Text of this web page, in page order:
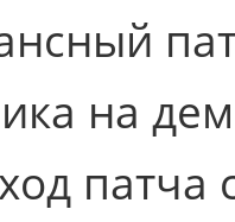
на
патча